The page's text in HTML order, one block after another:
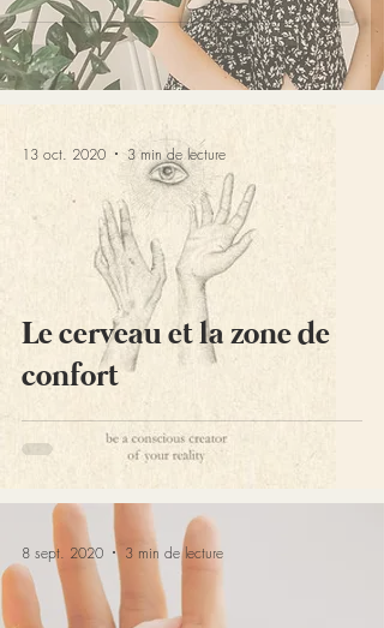
Le cerveau et la zone de
confort
13 oct. 2020 3 min de lecture
8 sept. 2020 3 min de lecture